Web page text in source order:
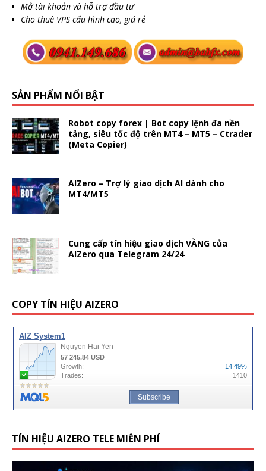
Mở tài khoản và hỗ trợ đầu tư
Cho thuê VPS cấu hình cao, giá rẻ
SẢN PHẨM NỔI BẬT
Robot copy forex | Bot copy lệnh đa nền
tảng, siêu tốc độ trên MT4 – MT5 – Ctrader
(Meta Copier)
AIZero – Trợ lý giao dịch AI dành cho
MT4/MT5
Cung cấp tín hiệu giao dịch VÀNG của
AIZero qua Telegram 24/24
COPY TÍN HIỆU AIZERO
TÍN HIỆU AIZERO TELE MIỄN PHÍ